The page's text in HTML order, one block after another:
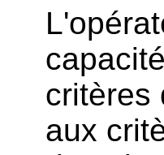
critères
aux